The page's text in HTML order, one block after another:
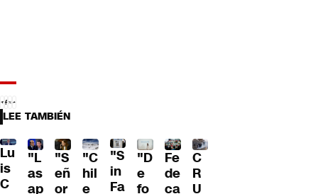
LEE TAMBIÉN
Lu
is
C
"L
as
ap
"S
eñ
or
"C
hil
e
"S
in
Fa
"D
e
fo
Fe
de
ca
C
R
U